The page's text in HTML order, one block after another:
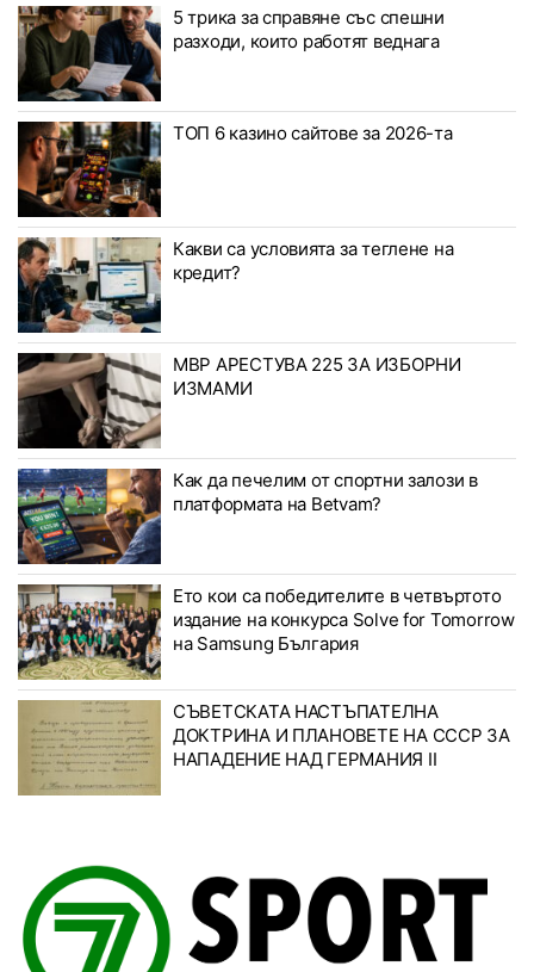
5 трика за справяне със спешни
разходи, които работят веднага
ТОП 6 казино сайтове за 2026-та
Какви са условията за теглене на
кредит?
МВР АРЕСТУВА 225 ЗА ИЗБОРНИ
ИЗМАМИ
Как да печелим от спортни залози в
платформата на Betvam?
Ето кои са победителите в четвъртото
издание на конкурса Solve for Tomorrow
на Samsung България
СЪВЕТСКАТА НАСТЪПАТЕЛНА
ДОКТРИНА И ПЛАНОВЕТЕ НА СССР ЗА
НАПАДЕНИЕ НАД ГЕРМАНИЯ II